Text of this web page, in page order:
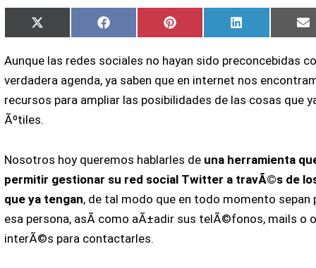
Compartir
en
X
(Twitter)
Compartir
en
Facebook
Compartir
en
Pinterest
Compartir
en
LinkedIn
Aunque las redes sociales no hayan sido preconcebidas
verdadera agenda, ya saben que en internet nos
recursos para ampliar las posibilidades de las cosas que
Ãºtiles.
Nosotros hoy queremos hablarles de una herramienta
permitir gestionar su red social Twitter a travÃ©s de
que ya tengan, de tal modo que en todo momento sepan
esa persona, asÃ­ como aÃ±adir sus telÃ©fonos, mails o
interÃ©s para contactarles.